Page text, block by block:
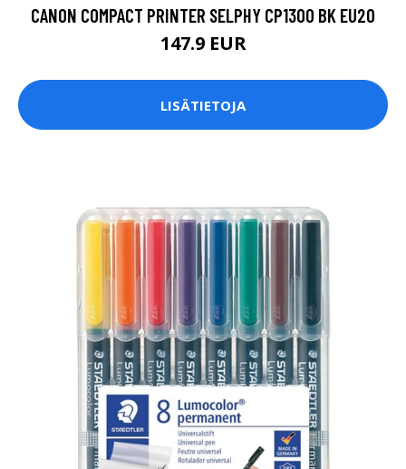
CANON COMPACT PRINTER SELPHY CP1300 BK EU20
147.9 EUR
LISÄTIETOJA